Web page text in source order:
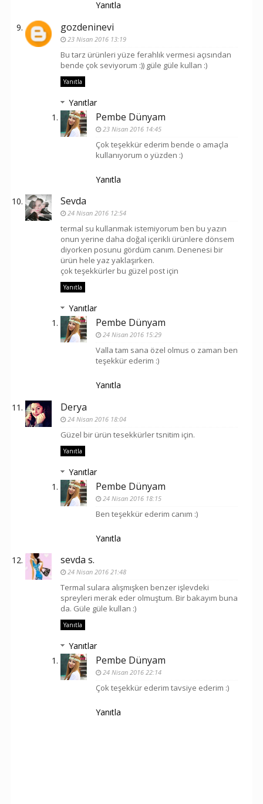
Yanıtla
gozdeninevi
23 Nisan 2016 13:19
Bu tarz ürünleri yüze ferahlık vermesi açısından
bende çok seviyorum :)) güle güle kullan :)
Yanıtla
Yanıtlar
Pembe Dünyam
23 Nisan 2016 14:45
Çok teşekkür ederim bende o amaçla
kullanıyorum o yüzden :)
Yanıtla
Sevda
24 Nisan 2016 12:54
termal su kullanmak istemiyorum ben bu yazın
onun yerine daha doğal içerikli ürünlere dönsem
diyorken posunu gördüm canım. Denenesi bir
ürün hele yaz yaklaşırken.
çok teşekkürler bu güzel post için
Yanıtla
Yanıtlar
Pembe Dünyam
24 Nisan 2016 15:29
Valla tam sana özel olmus o zaman ben
teşekkür ederim :)
Yanıtla
Derya
24 Nisan 2016 18:04
Güzel bir ürün tesekkürler tsnitim için.
Yanıtla
Yanıtlar
Pembe Dünyam
24 Nisan 2016 18:15
Ben teşekkür ederim canım :)
Yanıtla
sevda s.
24 Nisan 2016 21:48
Termal sulara alışmışken benzer işlevdeki
spreyleri merak eder olmuştum. Bir bakayım buna
da. Güle güle kullan :)
Yanıtla
Yanıtlar
Pembe Dünyam
24 Nisan 2016 22:14
Çok teşekkür ederim tavsiye ederim :)
Yanıtla